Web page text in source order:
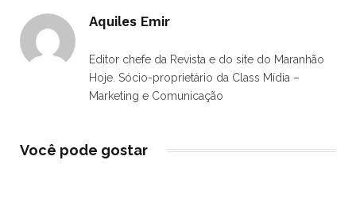
Aquiles Emir
Editor chefe da Revista e do site do Maranhão
Hoje. Sócio-proprietário da Class Mídia –
Marketing e Comunicação
Você pode gostar